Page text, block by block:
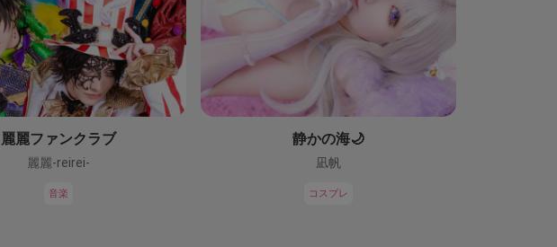
麗麗ファンクラブ
麗麗-reirei-
音楽
静かの海🌙
凪帆
コスプレ